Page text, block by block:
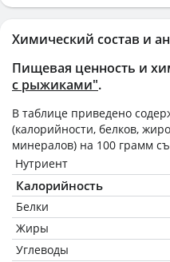
Химический состав и
Пищевая ценность и
с рыжиками".
В таблице приведено
(калорийности, белков,
минералов) на 100 грамм
Нутриент
Калорийность
Белки
Жиры
Углеводы